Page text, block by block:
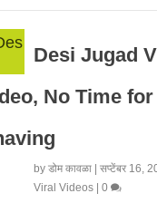
Desi Jugad
No Time for
by डोम कावळा| सप्टेंबर 16,
Viral Videos| 0